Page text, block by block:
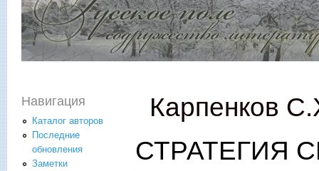
Карпенков
СТРАТЕГИЯ
Навигация
Каталог авторов
Последние
обновления
Заметки